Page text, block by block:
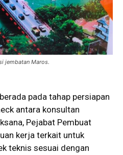
jembatan Maros.
pada tahap persiapan
antara konsultan
Pejabat Pembuat
kerja terkait untuk
teknis sesuai dengan